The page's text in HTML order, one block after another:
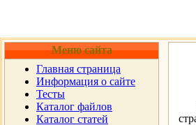
Меню сайта
Главная страница
Информация о сайте
Тесты
Каталог файлов
Каталог статей